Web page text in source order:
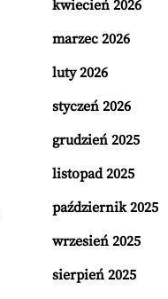
kwiecień 2026
marzec 2026
luty 2026
styczeń 2026
grudzień 2025
listopad 2025
październik 2025
wrzesień 2025
sierpień 2025